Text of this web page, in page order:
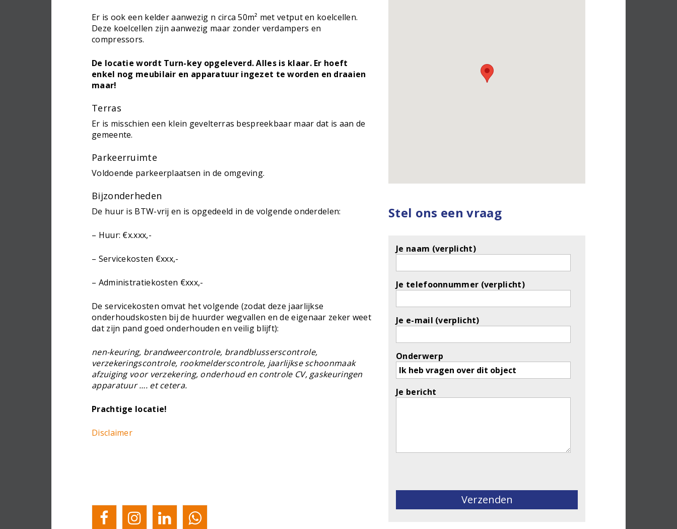
Er is ook een kelder aanwezig n circa 50m² met vetput en koelcellen.
Deze koelcellen zijn aanwezig maar zonder verdampers en
compressors.
De locatie wordt Turn-key opgeleverd. Alles is klaar. Er hoeft
enkel nog meubilair en apparatuur ingezet te worden en draaien
maar!
Terras
Er is misschien een klein gevelterras bespreekbaar maar dat is aan de
gemeente.
Parkeerruimte
Voldoende parkeerplaatsen in de omgeving.
Bijzonderheden
De huur is BTW-vrij en is opgedeeld in de volgende onderdelen:
– Huur: €x.xxx,-
– Servicekosten €xxx,-
– Administratiekosten €xxx,-
De servicekosten omvat het volgende (zodat deze jaarlijkse
onderhoudskosten bij de huurder wegvallen en de eigenaar zeker weet
dat zijn pand goed onderhouden en veilig blijft):
nen-keuring, brandweercontrole, brandblusserscontrole,
verzekeringscontrole, rookmelderscontrole, jaarlijkse schoonmaak
afzuiging voor verzekering, onderhoud en controle CV, gaskeuringen
apparatuur …. et cetera.
Prachtige locatie!
Disclaimer
Stel ons een vraag
Je naam (verplicht)
Je telefoonnummer (verplicht)
Je e-mail (verplicht)
Onderwerp
Je bericht